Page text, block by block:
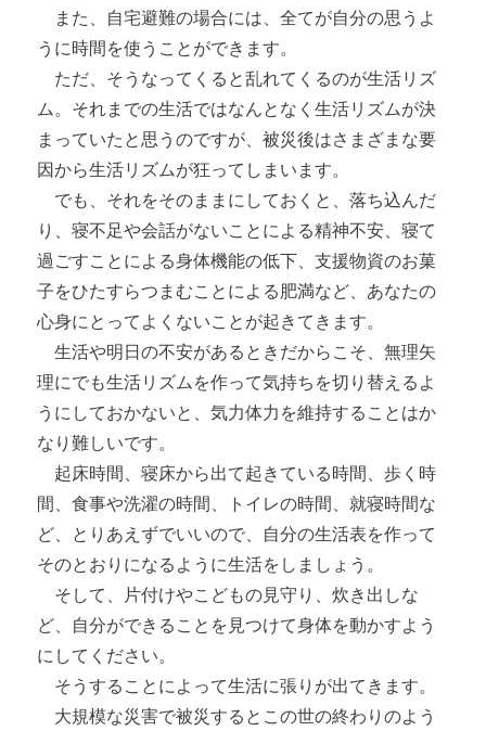
また、自宅避難の場合には、全てが自分の思うよ
うに時間を使うことができます。
ただ、そうなってくると乱れてくるのが生活リズ
ム。それまでの生活ではなんとなく生活リズムが決
まっていたと思うのですが、被災後はさまざまな要
因から生活リズムが狂ってしまいます。
でも、それをそのままにしておくと、落ち込んだ
り、寝不足や会話がないことによる精神不安、寝て
過ごすことによる身体機能の低下、支援物資のお菓
子をひたすらつまむことによる肥満など、あなたの
心身にとってよくないことが起きてきます。
生活や明日の不安があるときだからこそ、無理矢
理にでも生活リズムを作って気持ちを切り替えるよ
うにしておかないと、気力体力を維持することはか
なり難しいです。
起床時間、寝床から出て起きている時間、歩く時
間、食事や洗濯の時間、トイレの時間、就寝時間な
ど、とりあえずでいいので、自分の生活表を作って
そのとおりになるように生活をしましょう。
そして、片付けやこどもの見守り、炊き出しな
ど、自分ができることを見つけて身体を動かすよう
にしてください。
そうすることによって生活に張りが出てきます。
大規模な災害で被災するとこの世の終わりのよう